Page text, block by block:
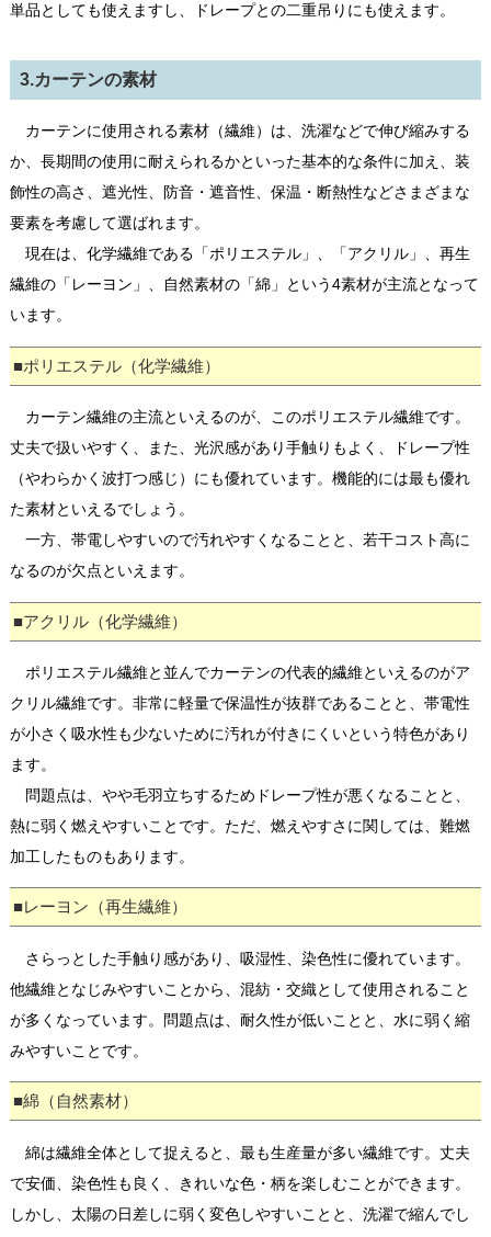
単品としても使えますし、ドレープとの二重吊りにも使えます。
3.カーテンの素材
カーテンに使用される素材（繊維）は、洗濯などで伸び縮みする
か、長期間の使用に耐えられるかといった基本的な条件に加え、装
飾性の高さ、遮光性、防音・遮音性、保温・断熱性などさまざまな
要素を考慮して選ばれます。
現在は、化学繊維である「ポリエステル」、「アクリル」、再生
繊維の「レーヨン」、自然素材の「綿」という4素材が主流となって
います。
■ポリエステル（化学繊維）
カーテン繊維の主流といえるのが、このポリエステル繊維です。
丈夫で扱いやすく、また、光沢感があり手触りもよく、ドレープ性
（やわらかく波打つ感じ）にも優れています。機能的には最も優れ
た素材といえるでしょう。
一方、帯電しやすいので汚れやすくなることと、若干コスト高に
なるのが欠点といえます。
■アクリル（化学繊維）
ポリエステル繊維と並んでカーテンの代表的繊維といえるのがア
クリル繊維です。非常に軽量で保温性が抜群であることと、帯電性
が小さく吸水性も少ないために汚れが付きにくいという特色があり
ます。
問題点は、やや毛羽立ちするためドレープ性が悪くなることと、
熱に弱く燃えやすいことです。ただ、燃えやすさに関しては、難燃
加工したものもあります。
■レーヨン（再生繊維）
さらっとした手触り感があり、吸湿性、染色性に優れています。
他繊維となじみやすいことから、混紡・交織として使用されること
が多くなっています。問題点は、耐久性が低いことと、水に弱く縮
みやすいことです。
■綿（自然素材）
綿は繊維全体として捉えると、最も生産量が多い繊維です。丈夫
で安価、染色性も良く、きれいな色・柄を楽しむことができます。
しかし、太陽の日差しに弱く変色しやすいことと、洗濯で縮んでし